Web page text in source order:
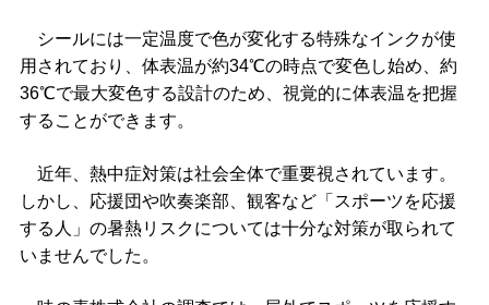
シールには一定温度で色が変化する特殊なインクが使
用されており、体表温が約34℃の時点で変色し始め、約
36℃で最大変色する設計のため、視覚的に体表温を把握
することができます。
近年、熱中症対策は社会全体で重要視されています。
しかし、応援団や吹奏楽部、観客など「スポーツを応援
する人」の暑熱リスクについては十分な対策が取られて
いませんでした。